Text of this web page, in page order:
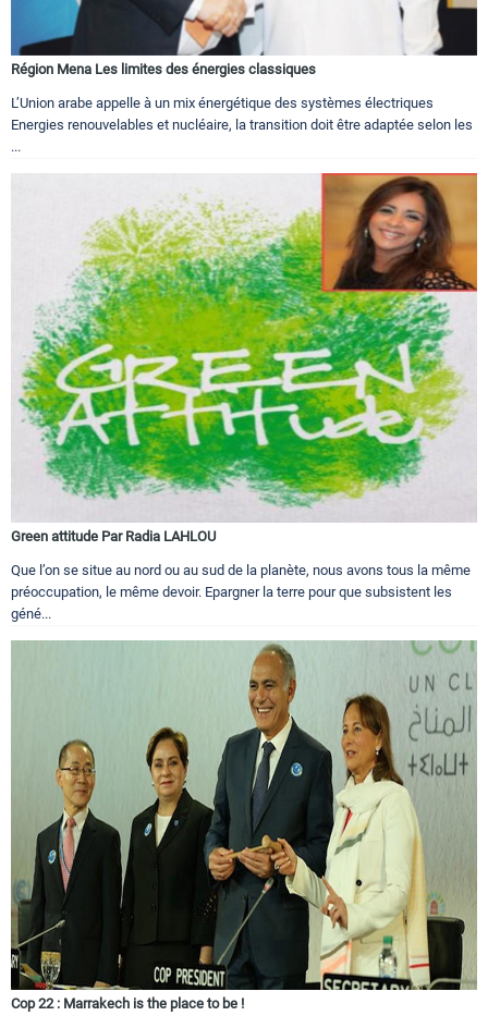
Région Mena Les limites des énergies classiques
L’Union arabe appelle à un mix énergétique des systèmes électriques
Energies renouvelables et nucléaire, la transition doit être adaptée selon les
...
Green attitude Par Radia LAHLOU
Que l’on se situe au nord ou au sud de la planète, nous avons tous la même
préoccupation, le même devoir. Epargner la terre pour que subsistent les
géné...
Cop 22 : Marrakech is the place to be !